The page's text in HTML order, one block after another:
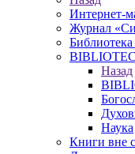
Интернет-
Журнал
Назад
Наука
Книги вне